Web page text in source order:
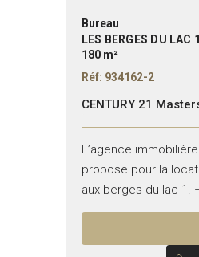
Bureau
LES BERGES DU LAC 1
180 m²
Réf: 934162-2
CENTURY 21
L’agence
propose pour la
aux berges du lac 1.
rez de chaussée